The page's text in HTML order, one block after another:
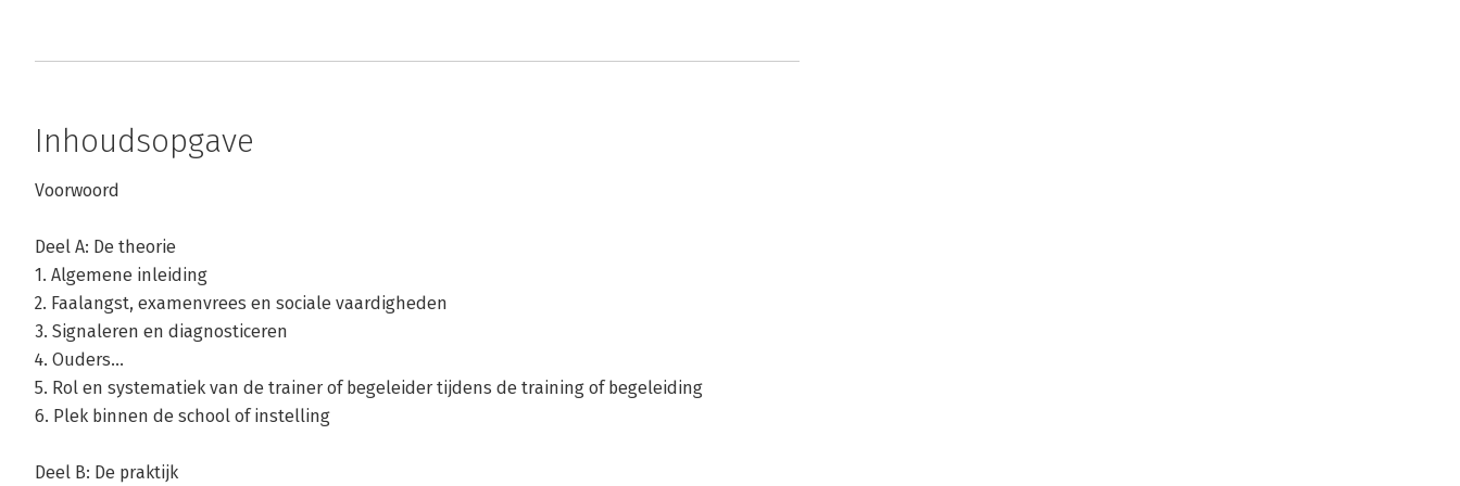
Inhoudsopgave
Voorwoord
Deel A: De theorie
1. Algemene inleiding
2. Faalangst, examenvrees en sociale vaardigheden
3. Signaleren en diagnosticeren
4. Ouders...
5. Rol en systematiek van de trainer of begeleider tijdens de training of begeleiding
6. Plek binnen de school of instelling
Deel B: De praktijk